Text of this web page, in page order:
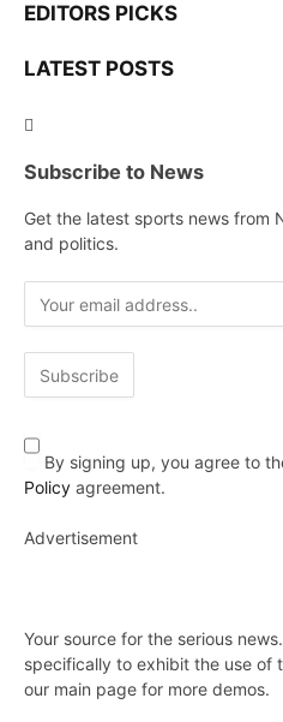
EDITORS PICKS
LATEST POSTS
Subscribe to News
Get the latest sports news from
and politics.
By signing up, you agree to
Policy agreement.
Advertisement
Your source for the serious
specifically to exhibit the use of
our main page for more demos.